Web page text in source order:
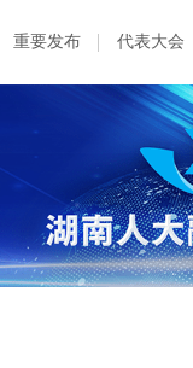
重要发布 代表大会